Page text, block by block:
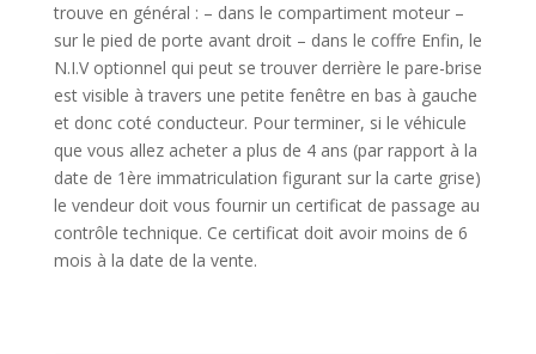
trouve en général : – dans le compartiment moteur –
sur le pied de porte avant droit – dans le coffre Enfin, le
N.I.V optionnel qui peut se trouver derrière le pare-brise
est visible à travers une petite fenêtre en bas à gauche
et donc coté conducteur. Pour terminer, si le véhicule
que vous allez acheter a plus de 4 ans (par rapport à la
date de 1ère immatriculation figurant sur la carte grise)
le vendeur doit vous fournir un certificat de passage au
contrôle technique. Ce certificat doit avoir moins de 6
mois à la date de la vente.